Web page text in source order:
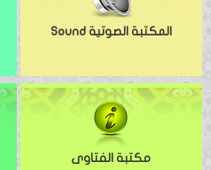
المكتبة الصوتية Sound
مكتبة الفتاوى